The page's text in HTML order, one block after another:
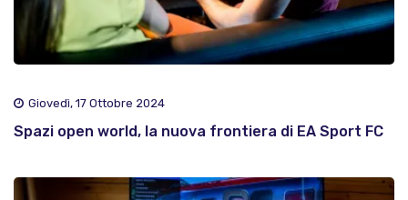
Giovedì, 17 Ottobre 2024
Spazi open world, la nuova frontiera di EA Sport FC